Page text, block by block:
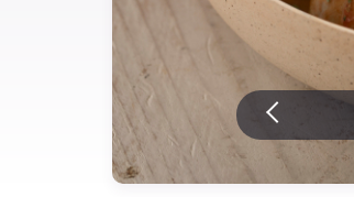
Instagram
YouTube